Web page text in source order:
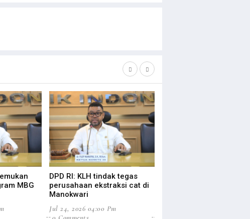
MBG
DPD RI: KLH tindak tegas
perusahaan ekstraksi cat di
Manokwari
Jul 24, 2026 04:00 Pm